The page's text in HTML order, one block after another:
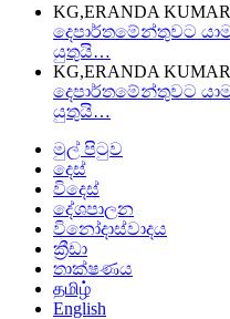
KG,ERANDA KUMAR
දෙපාර්තමේන්තුවට
යුතුයි…
KG,ERANDA KUMAR
දෙපාර්තමේන්තුවට
යුතුයි…
මුල් පිටුව
දෙස්
විදෙස්
දේශපාලන
විනෝදාස්වාදය
ක්‍රීඩා
තාක්ෂණය
தமிழ்
English